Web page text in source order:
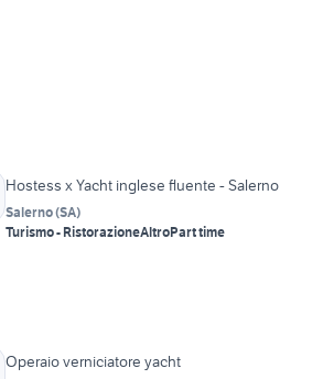
Hostess x Yacht inglese fluente - Salerno
Salerno(SA)
Turismo - RistorazioneAltroPart time
Operaio verniciatore yacht